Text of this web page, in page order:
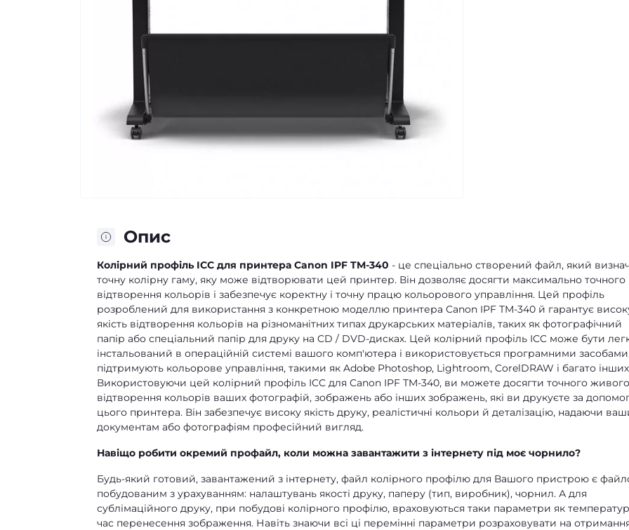
Опис
Колірний профіль ICC для принтера Canon IPF TM-340 - це спеціально створений файл, який
точну колірну гаму, яку може відтворювати цей принтер. Він дозволяє досягти максимально точного
відтворення кольорів і забезпечує коректну і точну працю кольорового управління. Цей профіль
розроблений для використання з конкретною моделлю принтера Canon IPF TM-340 й гарантує
якість відтворення кольорів на різноманітних типах друкарських матеріалів, таких як фотографічний
папір або спеціальний папір для друку на CD / DVD-дисках. Цей колірний профіль ICC може бути
інстальований в операційній системі вашого комп'ютера і використовується програмними
підтримують кольорове управління, такими як Adobe Photoshop, Lightroom, CorelDRAW і багато
Використовуючи цей колірний профіль ICC для Canon IPF TM-340, ви можете досягти точного живого
відтворення кольорів ваших фотографій, зображень або інших зображень, які ви друкуєте за
цього принтера. Він забезпечує високу якість друку, реалістичні кольори й деталізацію, надаючи
документам або фотографіям професійний вигляд.
Навіщо робити окремий профайл, коли можна завантажити з інтернету під моє чорнило?
Будь-який готовий, завантажений з інтернету, файл колірного профілю для Вашого пристрою є
побудованим з урахуванням: налаштувань якості друку, паперу (тип, виробник), чорнил. А для
сублімаційного друку, при побудові колірного профілю, враховуються таки параметри як
час перенесення зображення. Навіть знаючи всі ці перемінні параметри розраховувати на